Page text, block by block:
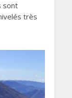
sont
très